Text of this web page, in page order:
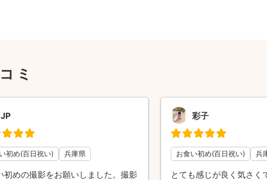
ミ
JP
初め(百日祝い) 兵庫県
初めの撮影をお願いしました。撮影
彩子
お食い初め(百日祝い) 兵
とても感じが良く気さく